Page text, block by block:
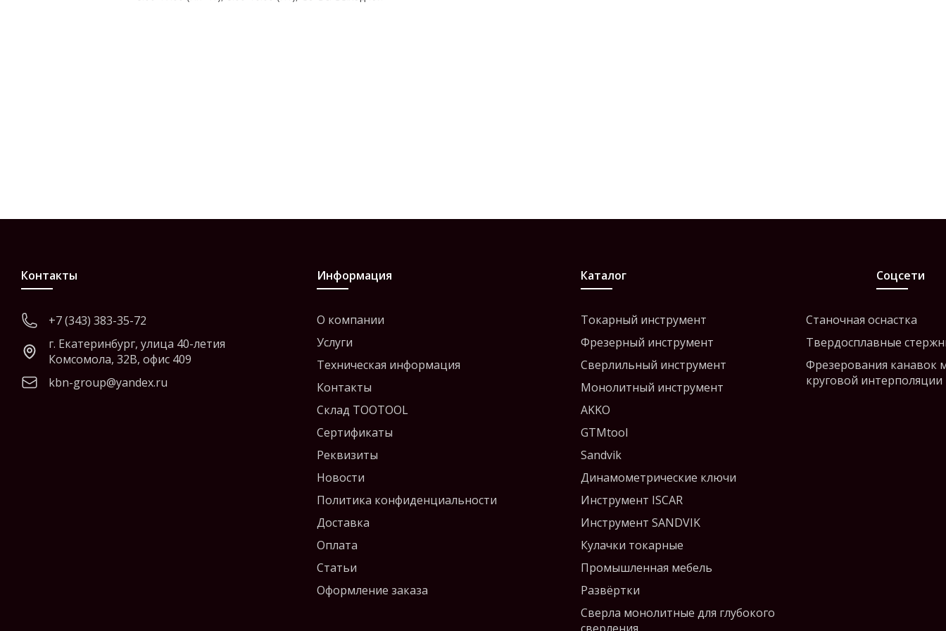
Контакты
+7 (343) 383-35-72
г. Екатеринбург, улица 40-летия
Комсомола, 32В, офис 409
kbn-group@yandex.ru
Информация
О компании
Услуги
Техническая информация
Контакты
Склад TOOTOOL
Сертификаты
Реквизиты
Новости
Политика конфиденциальности
Доставка
Оплата
Статьи
Оформление заказа
Каталог
Токарный инструмент
Фрезерный инструмент
Сверлильный инструмент
Монолитный инструмент
AKKO
GTMtool
Sandvik
Динамометрические ключи
Инструмент ISCAR
Инструмент SANDVIK
Кулачки токарные
Промышленная мебель
Развёртки
Сверла монолитные для глубокого
Станочная оснастка
Твердосплавные
Фрезерования канавок
круговой интерполяции
Соцсети